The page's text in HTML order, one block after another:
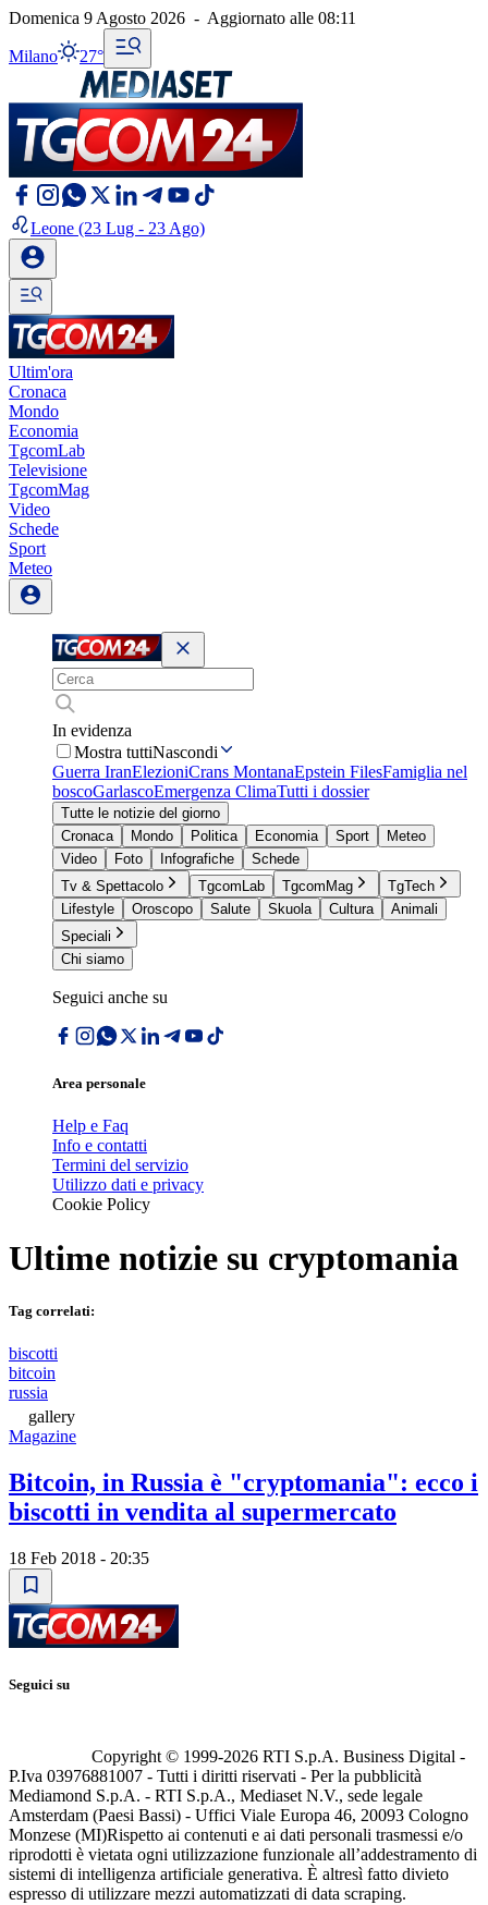
Domenica 9 Agosto 2026 - Aggiornato alle 08:11
Milano 27°
Leone (23 Lug - 23 Ago)
Ultim'ora
Cronaca
Mondo
Economia
TgcomLab
Televisione
TgcomMag
Video
Schede
Sport
Meteo
In evidenza
Mostra tuttiNascondi
Guerra IranElezioniCrans MontanaEpstein FilesFamiglia nel
boscoGarlascoEmergenza ClimaTutti i dossier
Tutte le notizie del giorno
Cronaca
Mondo Politica Economia Sport
Meteo
Video
Foto Infografiche
Schede
Tv & Spettacolo
TgcomLab TgcomMag
TgTech
Lifestyle
Oroscopo Salute Skuola Cultura
Animali
Speciali
Chi siamo
Seguici anche su
Area personale
Help e Faq
Info e contatti
Termini del servizio
Utilizzo dati e privacy
Cookie Policy
Ultime notizie su cryptomania
Tag correlati:
biscotti
bitcoin
russia
gallery
Magazine
Bitcoin, in Russia è "cryptomania": ecco i
biscotti in vendita al supermercato
18 Feb 2018 - 20:35
Seguici su
Copyright © 1999-2026 RTI S.p.A. Business Digital -
P.Iva 03976881007 - Tutti i diritti riservati - Per la pubblicità
Mediamond S.p.A. - RTI S.p.A., Mediaset N.V., sede legale
Amsterdam (Paesi Bassi) - Uffici Viale Europa 46, 20093 Cologno
Monzese (MI)Rispetto ai contenuti e ai dati personali trasmessi e/o
riprodotti è vietata ogni utilizzazione funzionale all’addestramento di
sistemi di intelligenza artificiale generativa. È altresì fatto divieto
espresso di utilizzare mezzi automatizzati di data scraping.